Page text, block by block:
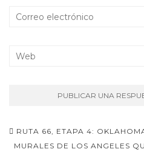
Navegación
RUTA 66, ETAPA 4:
MURALES DE LOS ANGELES